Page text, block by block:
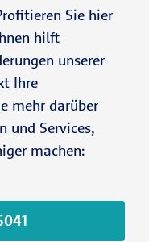
Sie hier
hilft
unserer
Ihre
mehr darüber
und Services,
machen: